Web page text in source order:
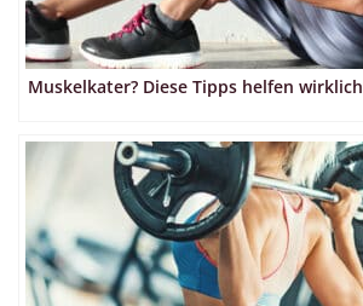
Muskelkater? Diese Tipps helfen wirklich